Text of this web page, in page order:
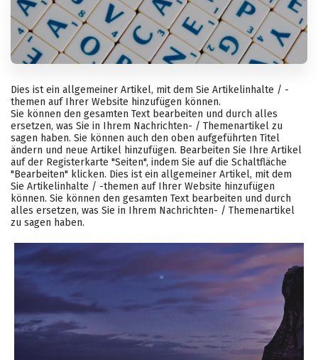
Dies ist ein allgemeiner Artikel, mit dem Sie Artikelinhalte / -
themen auf Ihrer Website hinzufügen können.
Sie können den gesamten Text bearbeiten und durch alles
ersetzen, was Sie in Ihrem Nachrichten- / Themenartikel zu
sagen haben. Sie können auch den oben aufgeführten Titel
ändern und neue Artikel hinzufügen. Bearbeiten Sie Ihre Artikel
auf der Registerkarte "Seiten", indem Sie auf die Schaltfläche
"Bearbeiten" klicken. Dies ist ein allgemeiner Artikel, mit dem
Sie Artikelinhalte / -themen auf Ihrer Website hinzufügen
können. Sie können den gesamten Text bearbeiten und durch
alles ersetzen, was Sie in Ihrem Nachrichten- / Themenartikel
zu sagen haben.